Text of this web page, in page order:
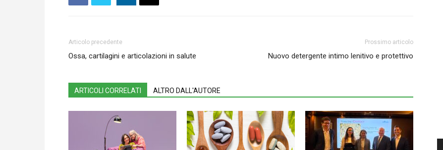
Articolo precedente
Ossa, cartilagini e articolazioni in salute
Prossimo articolo
Nuovo detergente intimo lenitivo e protettivo
ARTICOLI CORRELATI ALTRO DALL'AUTORE